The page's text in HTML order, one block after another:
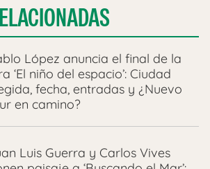
López anuncia el final de la
‘El niño del espacio’: Ciudad
fecha, entradas y ¿Nuevo
en camino?
Luis Guerra y Carlos Vives